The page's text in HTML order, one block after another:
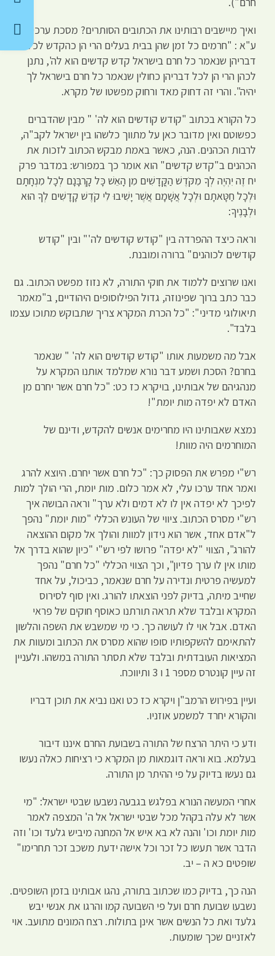
ואיך מיישבים רבותינו את הכתובים הסותרים? מסכת ערכין כט
ע"א : "חרמים כל זמן שהן בבית בעלים הרי הן כהקדש לכל
דבריהן שנאמר כל חרם בישראל קדש קדשים הוא לה', נתנן
לכהן הרי הן לכל דבריהן כחולין שנאמר כל חרם בישראל לך
יהיה". והרי זה דחוק מאד ורחוק מפשטו של מקרא.
כל הקורא בכתוב "קודש קודשים הוא לה' " מבין שהדברים
כפשוטם ואין מדובר כאן על מתווך כלשהו בין ישראל לקב"ה,
לרבות הכהנים. הנה, כאשר באמת מבקש הכתוב לזכות את
הכהנים ב"קדש קדשים" הוא אומר כך במפורש: במדבר פרק
יח זֶה יִהְיֶה לְךָ מִקֹּדֶשׁ הַקֳּדָשִׁים מִן הָאֵשׁ כָּל קָרְבָּנָם לְכָל מִנְחָתָם
וּלְכָל חַטָּאתָם וּלְכָל אֲשָׁמָם אֲשֶׁר יָשִׁיבוּ לִי קֹדֶשׁ קָדָשִׁים לְךָ הוּא
וּלְבָנֶיךָ:
וראה כיצד ההפרדה בין "קודש קודשים לה'" ובין "קודש
קודשים לכוהנים" ברורה ומובנת.
ואנו שרוצים ללמוד את חוקי התורה, לא נזוז מפשט הכתוב. גם
כבר כתב ברוך שפינוזה, גדול הפילוסופים היהודיים, ב"מאמר
תיאולוגי מדיני": "כל הכרת המקרא צריך שתבוקש מתוכו עצמו
בלבד".
אבל מה משמעות אותו "קודש קודשים הוא לה' " שנאמר
בחרם? הסכת ושמע דבר נורא שמלמד אותנו המקרא על
מנהגיהם של אבותינו, בויקרא כז כט: "כל חרם אשר יחרם מן
האדם לא יפדה מות יומת"!
נמצא שאבותינו היו מחרימים אנשים להקדש, ודינם של
המוחרמים היה מוות!
רש"י מפרש את הפסוק כך: "כל חרם אשר יחרם. היוצא להרג
ואמר אחד ערכו עלי, לא אמר כלום. מות יומת, הרי הולך למות
לפיכך לא יפדה אין לו לא דמים ולא ערך" וראה הבושה איך
רש"י מסרס הכתוב. ציווי של העונש הכללי "מות יומת" נהפך
ל"אדם אחד, אשר הוא נידון למוות והולך אל מקום ההוצאה
להורג", הצווי "לא יפדה" פרושו לפי רש"י "כיון שהוא בדרך אל
מותו אין לו ערך פדיון", וכך הצווי הכללי "כל חרם" נהפך
למעשיה פרטית ונדירה על חרם שנאמר, כביכול, על אחד
שחייב מיתה, בדיוק לפני הוצאתו להורג. ואין סוף לסירוס
המקרא ובלבד שלא תראה תורתנו כאוסף חוקים של פראי
האדם. אבל אוי לו לעושה כך. כי מי שמשבש את השפה והלשון
להתאימם להשקפותיו סופו שהוא מסרס את הכתוב ומעוות את
המציאות העובדתית ובלבד שלא תסתר התורה במשהו. ולעניין
זה עיין קונטרס מספר 1 ו 3 ותיווכח.
ועיין בפירוש הרמב"ן ויקרא כז כט ואנו נביא את תוכן דבריו
והקורא יחרד למשמע אוזניו.
ודע כי היתר הרצח של התורה בשבועת החרם איננו דיבור
בעלמא. בוא וראה דוגמאות מן המקרא כי רציחות כאלה נעשו
גם נעשו בדיוק על פי ההיתר מן התורה.
אחרי המעשה הנורא בפלגש בגבעה נשבעו שבטי ישראל: "מי
אשר לא עלה בקהל מכל שבטי ישראל אל ה' המצפה לאמר
מות יומת וכו' והנה לא בא איש אל המחנה מיביש גלעד וכו' וזה
הדבר אשר תעשו כל זכר וכל אישה ידעת משכב זכר תחרימו"
שופטים כא ה – יב.
הנה כך, בדיוק כמו שכתוב בתורה, נהגו אבותינו בזמן השופטים.
נשבעו שבועת חרם ועל פי השבועה קמו והרגו את אנשי יבש
גלעד ואת כל הנשים אשר אינן בתולות. רצח המונים מתועב. אוי
לאזניים שכך שומעות.